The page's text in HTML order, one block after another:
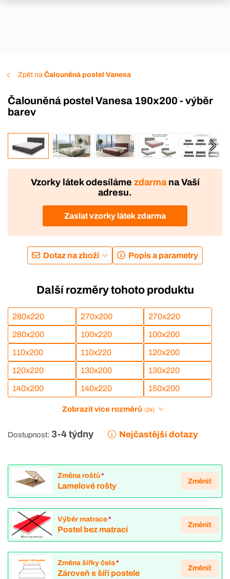
Zpět na Čalouněná postel Vanesa
Čalouněná postel Vanesa 190x200 - výběr
barev
VÝROBA
Vzorky látek odesíláme zdarmana Vaší
adresu.
Zaslat vzorky látek zdarma
Dotaz na zboží Popis a parametry
Další rozměry tohoto produktu
280x220 270x200 270x220
280x200 100x220 100x200
110x200 110x220 120x200
120x220 130x200 130x220
140x200 140x220 150x200
Zobrazit více rozměrů (24)
Dostupnost: 3-4 týdny Nejčastější dotazy
Změna roštů*
Lamelové rošty
Změnit
Výběr matrace*
Postel bez matrací
Změnit
Změna šířky čela*
Zároveň s šíří postele
Změnit